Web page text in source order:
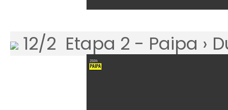
12/2 Etapa 2 - Paipa ›